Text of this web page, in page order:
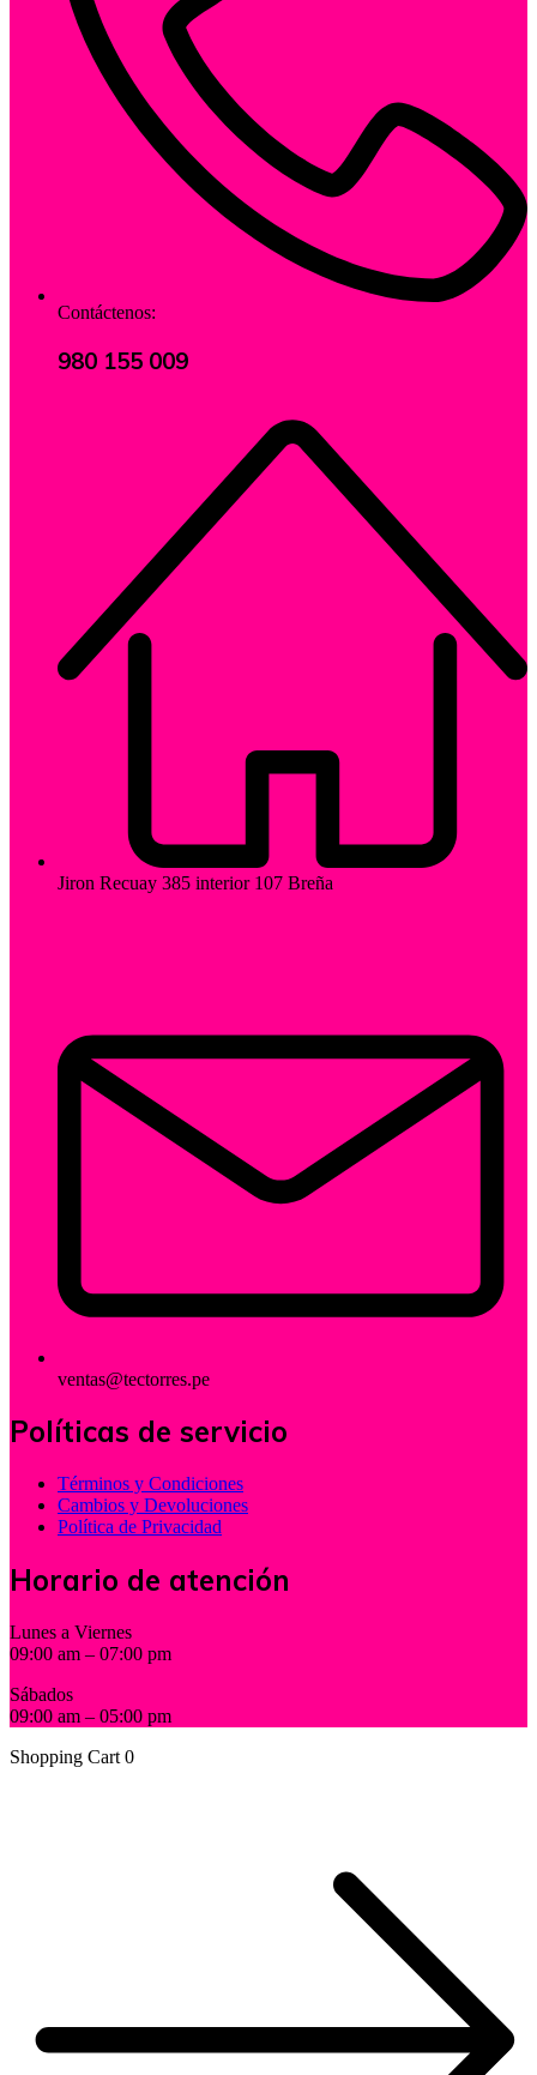
Contáctenos:
980 155 009
Jiron Recuay 385 interior 107 Breña
ventas@tectorres.pe
Políticas de servicio
Términos y Condiciones
Cambios y Devoluciones
Política de Privacidad
Horario de atención
Lunes a Viernes
09:00 am – 07:00 pm
Sábados
09:00 am – 05:00 pm
Shopping Cart 0